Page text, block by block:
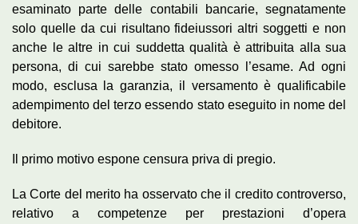
esaminato parte delle contabili bancarie, segnatamente
solo quelle da cui risultano fideiussori altri soggetti e non
anche le altre in cui suddetta qualità è attribuita alla sua
persona, di cui sarebbe stato omesso l’esame. Ad ogni
modo, esclusa la garanzia, il versamento è qualificabile
adempimento del terzo essendo stato eseguito in nome del
debitore.
Il primo motivo espone censura priva di pregio.
La Corte del merito ha osservato che il credito controverso,
relativo a competenze per prestazioni d’opera